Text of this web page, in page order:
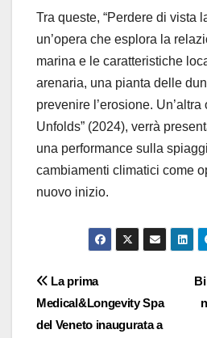
Tra queste, “Perdere di vista
un’opera che esplora la
marina e le caratteristiche
arenaria, una pianta delle
prevenire l’erosione. Un’altra
Unfolds” (2024), verrà
una performance sulla
cambiamenti climatici come
nuovo inizio.
Navigazione
articoli
La prima
Medical&Longevity Spa
del Veneto inaugurata a